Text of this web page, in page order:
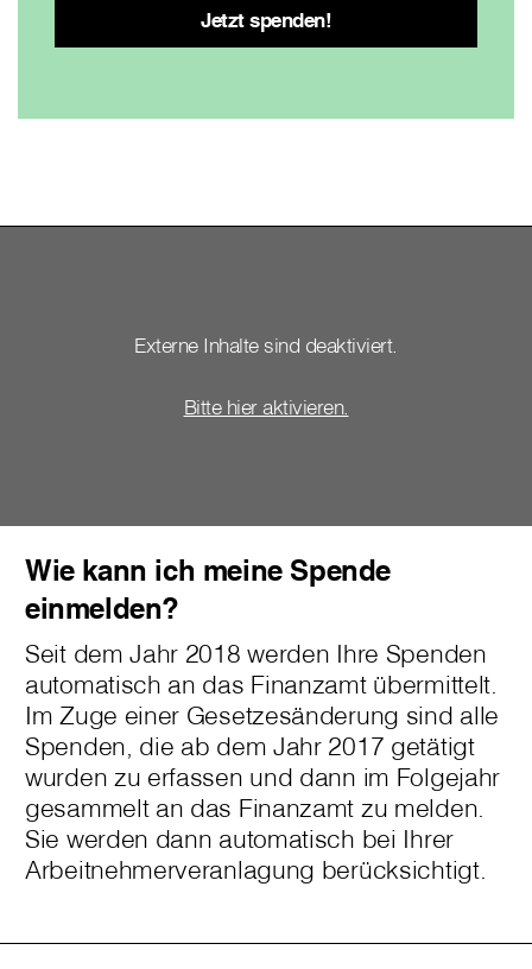
Externe Inhalte sind deaktiviert.
Bitte hier aktivieren.
Wie kann ich meine Spende
einmelden?
Seit dem Jahr 2018 werden Ihre Spenden
automatisch an das Finanzamt übermittelt.
Im Zuge einer Gesetzesänderung sind alle
Spenden, die ab dem Jahr 2017 getätigt
wurden zu erfassen und dann im Folgejahr
gesammelt an das Finanzamt zu melden.
Sie werden dann automatisch bei Ihrer
Arbeitnehmerveranlagung berücksichtigt.